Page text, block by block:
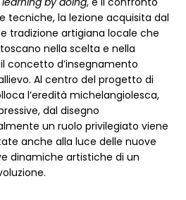
tecniche, la lezione acquisita dal
tradizione artigiana locale che
nella scelta e nella
concetto d’insegnamento
Al centro del progetto di
l’eredità michelangiolesca,
dal disegno
un ruolo privilegiato viene
anche alla luce delle nuove
dinamiche artistiche di un